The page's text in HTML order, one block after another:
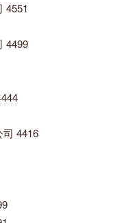
4551
4499
4416